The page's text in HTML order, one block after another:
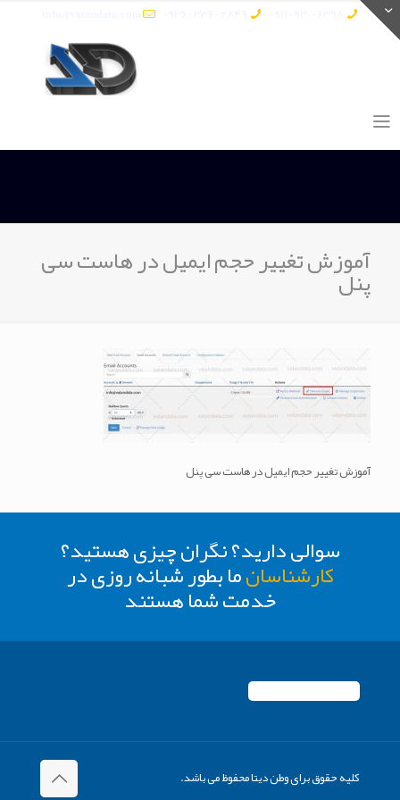
آموزش تغییر حجم ایمیل در هاست سی
پنل
آموزش تغییر حجم ایمیل در هاست سی پنل
سوالی دارید؟ نگران چیزی هستید؟
کارشناسانما بطور شبانه روزی در
خدمت شما هستند
کلیه حقوق برای وطن دیتا محفوظ می باشد.